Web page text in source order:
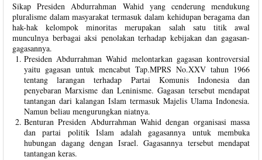
Sikap Presiden Abdurrahman Wahid yang cenderung mendukung
pluralisme dalam masyarakat termasuk dalam kehidupan beragama dan
hak-hak kelompok minoritas merupakan salah satu titik awal
munculnya berbagai aksi penolakan terhadap kebijakan dan gagasan-
gagasannya.
Presiden Abdurrahman Wahid melontarkan gagasan kontroversial
yaitu gagasan untuk mencabut Tap.MPRS No.XXV tahun 1966
tentang larangan terhadap Partai Komunis Indonesia dan
penyebaran Marxisme dan Leninisme. Gagasan tersebut mendapat
tantangan dari kalangan Islam termasuk Majelis Ulama Indonesia.
Namun beliau mengurungkan niatnya.
Benturan Presiden Abdurrahman Wahid dengan organisasi massa
dan partai politik Islam adalah gagasannya untuk membuka
hubungan dagang dengan Israel. Gagasannya tersebut mendapat
tantangan keras.